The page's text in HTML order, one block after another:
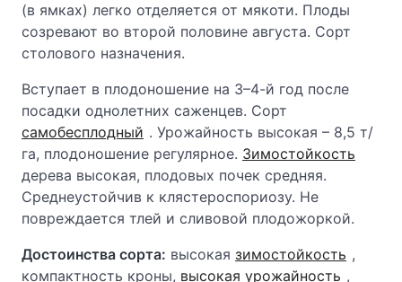
(в ямках) легко отделяется от мякоти. Плоды
созревают во второй половине августа. Сорт
столового назначения.
Вступает в плодоношение на 3–4-й год после
посадки однолетних саженцев. Сорт
самобесплодный . Урожайность высокая – 8,5 т/
га, плодоношение регулярное. Зимостойкость
дерева высокая, плодовых почек средняя.
Среднеустойчив к клястероспориозу. Не
повреждается тлей и сливовой плодожоркой.
Достоинства сорта: высокая зимостойкость ,
компактность кроны, высокая урожайность ,